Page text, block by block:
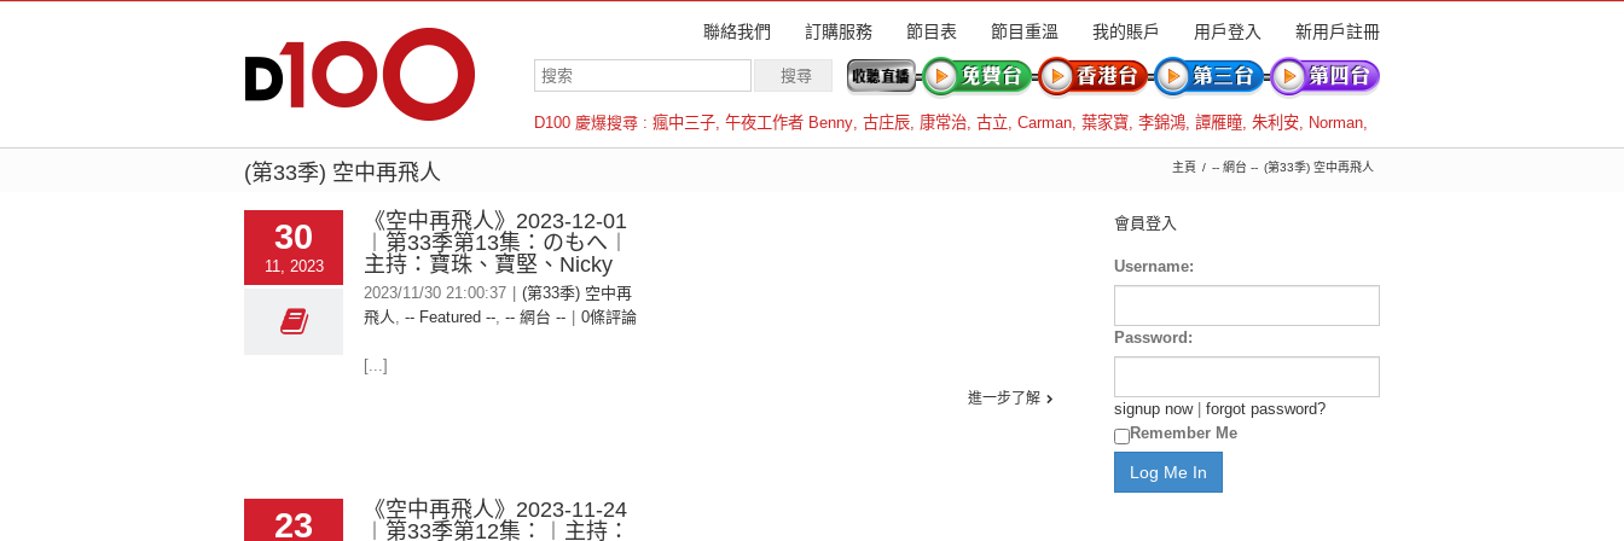
聯絡我們 訂購服務 節目表 節目重溫 我的賬戶 用戶登入 新用戶註冊
D100 慶爆搜尋 : 瘋中三子, 午夜工作者 Benny, 古庄辰, 康常治, 古立, Carman, 葉家寶, 李錦鴻, 譚雁瞳, 朱利安, Norman,
羅倫斯
(第33季) 空中再飛人 主頁 -- 網台 -- (第33季) 空中再飛人
30
11, 2023
《空中再飛人》2023-12-01
︱第33季第13集：のもへ︱
主持：寶珠、寶堅、Nicky
2023/11/30 21:00:37
(第33季) 空中再
飛人, -- Featured --, -- 網台 -- 0條評論
[...]
進一步了解
23
《空中再飛人》2023-11-24
︱第33季第12集：︱主持：
會員登入
Username:
Password:
signup now| forgot password?
Remember Me